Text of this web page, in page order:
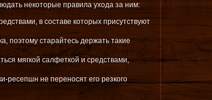
некоторые правила ухода за ним:
в составе которых присутствуют
поэтому старайтесь держать такие
мягкой салфеткой и средствами,
ресепшн не переносят его резкого